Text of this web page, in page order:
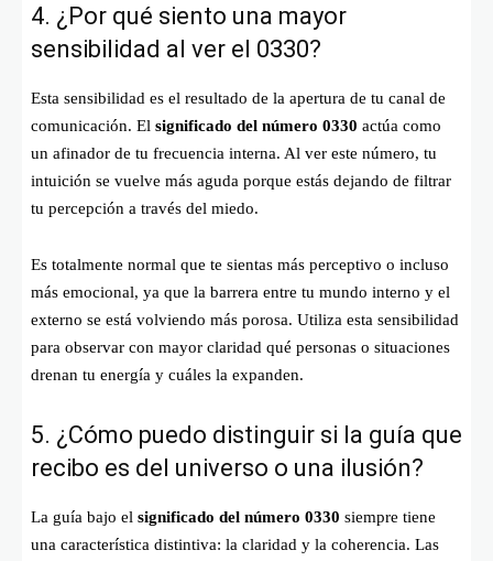
4. ¿Por qué siento una mayor
sensibilidad al ver el 0330?
Esta sensibilidad es el resultado de la apertura de tu canal de
comunicación. El significado del número 0330 actúa como
un afinador de tu frecuencia interna. Al ver este número, tu
intuición se vuelve más aguda porque estás dejando de filtrar
tu percepción a través del miedo.
Es totalmente normal que te sientas más perceptivo o incluso
más emocional, ya que la barrera entre tu mundo interno y el
externo se está volviendo más porosa. Utiliza esta sensibilidad
para observar con mayor claridad qué personas o situaciones
drenan tu energía y cuáles la expanden.
5. ¿Cómo puedo distinguir si la guía que
recibo es del universo o una ilusión?
La guía bajo el significado del número 0330 siempre tiene
una característica distintiva: la claridad y la coherencia. Las